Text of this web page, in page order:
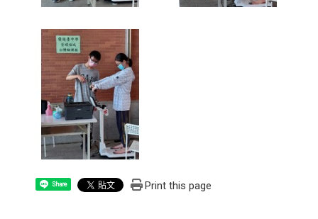
Share Print this page